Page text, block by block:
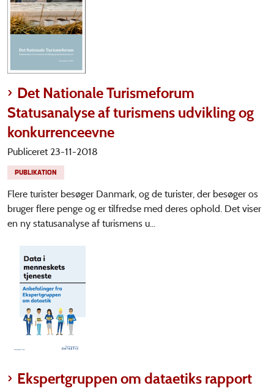
Det Nationale Turismeforum
Statusanalyse af turismens udvikling og
konkurrenceevne
Publiceret 23-11-2018
PUBLIKATION
Flere turister besøger Danmark, og de turister, der besøger os
bruger flere penge og er tilfredse med deres ophold. Det viser
en ny statusanalyse af turismens u...
Ekspertgruppen om dataetiks rapport